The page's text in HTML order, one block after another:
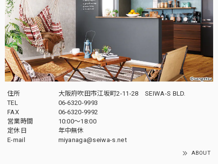
住所
大阪府吹田市江坂町2-11-28 SEIWA-S BLD.
TEL
06-6320-9993
FAX
06-6320-9992
営業時間
10:00～18:00
定休日
年中無休
E-mail
miyanaga@seiwa-s.net
ABOUT